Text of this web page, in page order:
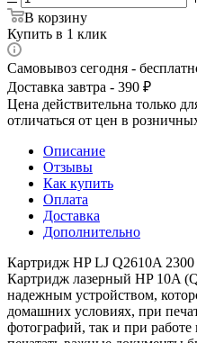
В корзину
Купить в 1 клик
Самовывоз сегодня -
Доставка завтра - 390 ₽
Цена действительна только
отличаться от цен в
Описание
Отзывы
Как купить
Оплата
Доставка
Дополнительно
Картридж HP LJ Q2610A 2300
Картридж лазерный HP 10A
надежным устройством,
домашних условиях, при
фотографий, так и при работе